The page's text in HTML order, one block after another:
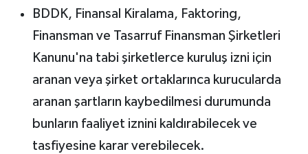
BDDK, Finansal Kiralama, Faktoring,
Finansman ve Tasarruf Finansman Şirketleri
Kanunu'na tabi şirketlerce kuruluş izni için
aranan veya şirket ortaklarınca kurucularda
aranan şartların kaybedilmesi durumunda
bunların faaliyet iznini kaldırabilecek ve
tasfiyesine karar verebilecek.